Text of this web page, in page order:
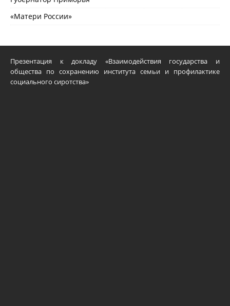
«Матери России»
Презентация к докладу «Взаимодействия государства и
общества по сохранению института семьи и профилактике
социального сиротства»